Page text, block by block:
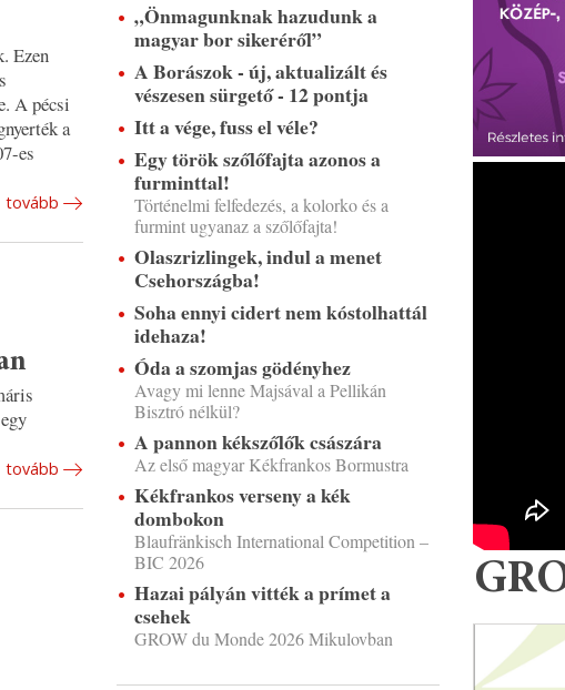
Ezen
A pécsi
a
es
tovább
tovább
„Önmagunknak hazudunk a
magyar bor sikeréről”
A Borászok - új, aktualizált és
vészesen sürgető - 12 pontja
Itt a vége, fuss el véle?
Egy török szőlőfajta azonos a
furminttal!
Történelmi felfedezés, a kolorko és a
furmint ugyanaz a szőlőfajta!
Olaszrizlingek, indul a menet
Csehországba!
Soha ennyi cidert nem kóstolhattál
idehaza!
Óda a szomjas gödényhez
Avagy mi lenne Majsával a Pellikán
Bisztró nélkül?
A pannon kékszőlők császára
Az első magyar Kékfrankos Bormustra
Kékfrankos verseny a kék
dombokon
Blaufränkisch International Competition –
BIC 2026
Hazai pályán vitték a prímet a
csehek
GROW du Monde 2026 Mikulovban